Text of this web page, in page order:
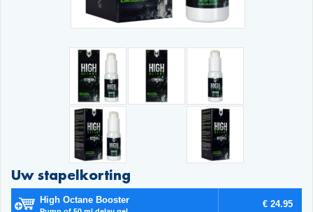
Uw stapelkorting
High Octane Booster € 24.95